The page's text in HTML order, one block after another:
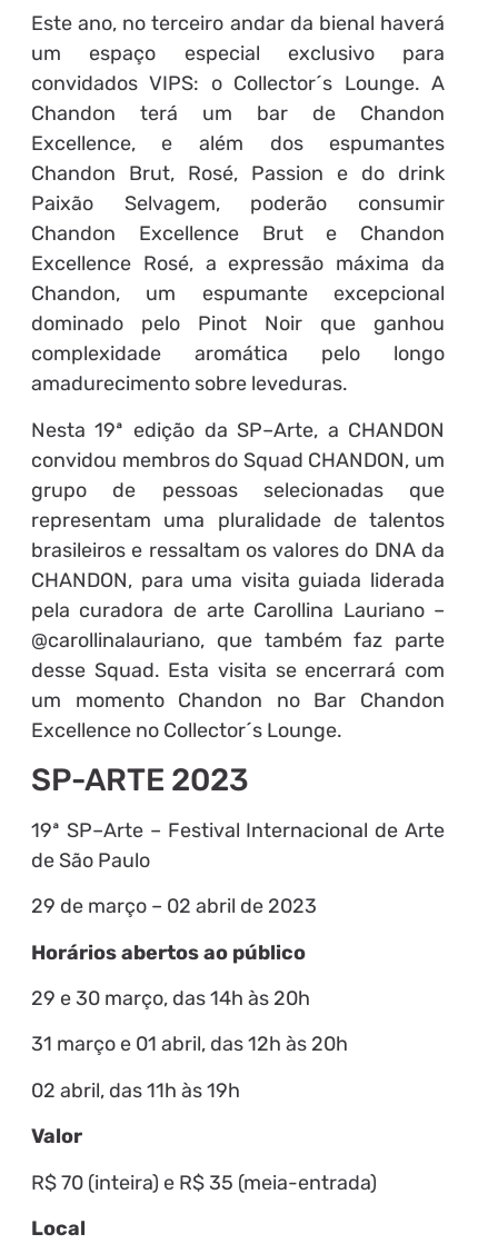
Este ano, no terceiro andar da bienal haverá
um espaço especial exclusivo para
convidados VIPS: o Collector´s Lounge. A
Chandon terá um bar de Chandon
Excellence, e além dos espumantes
Chandon Brut, Rosé, Passion e do drink
Paixão Selvagem, poderão consumir
Chandon Excellence Brut e Chandon
Excellence Rosé, a expressão máxima da
Chandon, um espumante excepcional
dominado pelo Pinot Noir que ganhou
complexidade aromática pelo longo
amadurecimento sobre leveduras.
Nesta 19ª edição da SP–Arte, a CHANDON
convidou membros do Squad CHANDON, um
grupo de pessoas selecionadas que
representam uma pluralidade de talentos
brasileiros e ressaltam os valores do DNA da
CHANDON, para uma visita guiada liderada
pela curadora de arte Carollina Lauriano –
@carollinalauriano, que também faz parte
desse Squad. Esta visita se encerrará com
um momento Chandon no Bar Chandon
Excellence no Collector´s Lounge.
SP-ARTE 2023
19ª SP–Arte – Festival Internacional de Arte
de São Paulo
29 de março – 02 abril de 2023
Horários abertos ao público
29 e 30 março, das 14h às 20h
31 março e 01 abril, das 12h às 20h
02 abril, das 11h às 19h
Valor
R$ 70 (inteira) e R$ 35 (meia-entrada)
Local